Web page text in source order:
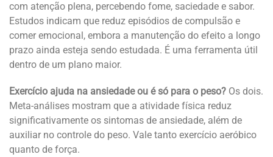
com atenção plena, percebendo fome, saciedade e sabor.
Estudos indicam que reduz episódios de compulsão e
comer emocional, embora a manutenção do efeito a longo
prazo ainda esteja sendo estudada. É uma ferramenta útil
dentro de um plano maior.
Exercício ajuda na ansiedade ou é só para o peso? Os dois.
Meta-análises mostram que a atividade física reduz
significativamente os sintomas de ansiedade, além de
auxiliar no controle do peso. Vale tanto exercício aeróbico
quanto de força.